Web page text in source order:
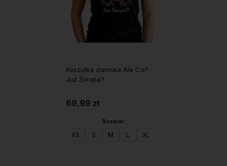
Koszulka damska Ale Co?
Już Święta?
69,99 zł
Rozmiar:
XS S M L XL